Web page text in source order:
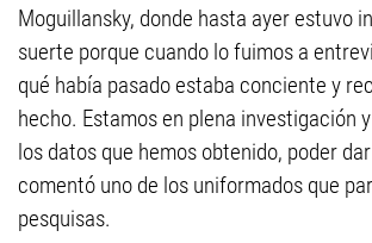
Moguillansky, donde hasta ayer estuvo
suerte porque cuando lo fuimos a
qué había pasado estaba conciente y
hecho. Estamos en plena investigación
los datos que hemos obtenido, poder
comentó uno de los uniformados que
pesquisas.